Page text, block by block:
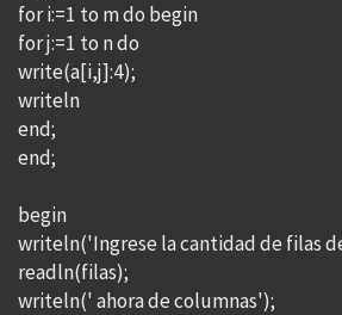
for i:=1 to m do begin
for j:=1 to n do
write(a[i,j]:4);
writeln
end;
end;
begin
writeln('Ingrese la cantidad de filas
readln(filas);
writeln(' ahora de columnas');